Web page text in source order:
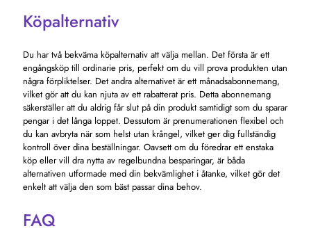
Köpalternativ
Du har två bekväma köpalternativ att välja mellan. Det första är ett
engångsköp till ordinarie pris, perfekt om du vill prova produkten utan
några förpliktelser. Det andra alternativet är ett månadsabonnemang,
vilket gör att du kan njuta av ett rabatterat pris. Detta abonnemang
säkerställer att du aldrig får slut på din produkt samtidigt som du sparar
pengar i det långa loppet. Dessutom är prenumerationen flexibel och
du kan avbryta när som helst utan krångel, vilket ger dig fullständig
kontroll över dina beställningar. Oavsett om du föredrar ett enstaka
köp eller vill dra nytta av regelbundna besparingar, är båda
alternativen utformade med din bekvämlighet i åtanke, vilket gör det
enkelt att välja den som bäst passar dina behov.
FAQ